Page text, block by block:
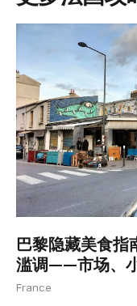
巴黎隐藏美食指
滥调——市场、
France